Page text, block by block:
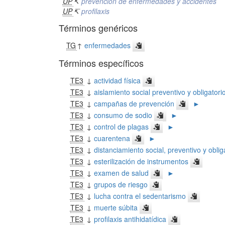
UP ↸profilaxis
Términos genéricos
TG ↑enfermedades
Términos específicos
TE3 ↓ actividad física
TE3 ↓ aislamiento social preventivo y obligatorio
TE3 ↓ campañas de prevención
►
TE3 ↓ consumo de sodio
►
TE3 ↓ control de plagas
►
TE3 ↓ cuarentena
►
TE3 ↓ distanciamiento social, preventivo y
TE3 ↓ esterilización de instrumentos
TE3 ↓ examen de salud
►
TE3 ↓ grupos de riesgo
TE3 ↓ lucha contra el sedentarismo
TE3 ↓ muerte súbita
TE3 ↓ profilaxis antihidatídica